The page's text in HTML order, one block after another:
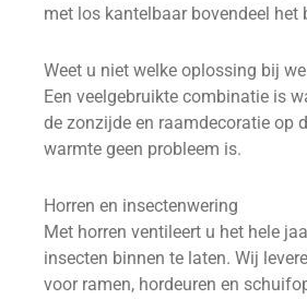
met los kantelbaar bovendeel het
Weet u niet welke oplossing bij
Een veelgebruikte combinatie is
de zonzijde en raamdecoratie op
warmte geen probleem is.
Horren en insectenwering
Met horren ventileert u het hele
insecten binnen te laten. Wij
voor ramen, hordeuren en